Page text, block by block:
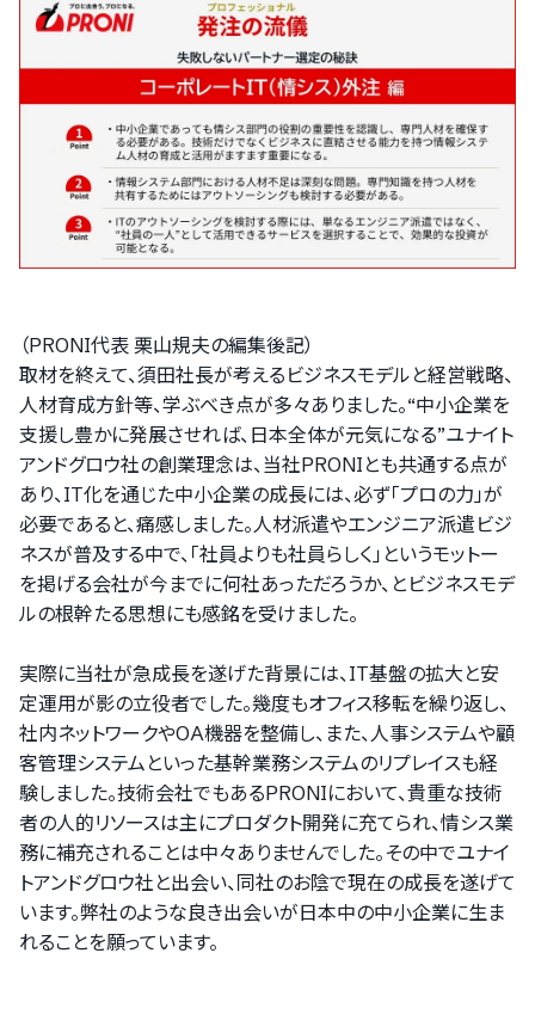
（PRONI代表 栗山規夫の編集後記）
取材を終えて、須田社長が考えるビジネスモデルと経営戦略、
人材育成方針等、学ぶべき点が多々ありました。“中小企業を
支援し豊かに発展させれば、日本全体が元気になる”ユナイト
アンドグロウ社の創業理念は、当社PRONIとも共通する点が
あり、IT化を通じた中小企業の成長には、必ず「プロの力」が
必要であると、痛感しました。人材派遣やエンジニア派遣ビジ
ネスが普及する中で、「社員よりも社員らしく」というモットー
を掲げる会社が今までに何社あっただろうか、とビジネスモデ
ルの根幹たる思想にも感銘を受けました。
実際に当社が急成長を遂げた背景には、IT基盤の拡大と安
定運用が影の立役者でした。幾度もオフィス移転を繰り返し、
社内ネットワークやOA機器を整備し、また、人事システムや顧
客管理システムといった基幹業務システムのリプレイスも経
験しました。技術会社でもあるPRONIにおいて、貴重な技術
者の人的リソースは主にプロダクト開発に充てられ、情シス業
務に補充されることは中々ありませんでした。その中でユナイ
トアンドグロウ社と出会い、同社のお陰で現在の成長を遂げて
います。弊社のような良き出会いが日本中の中小企業に生ま
れることを願っています。